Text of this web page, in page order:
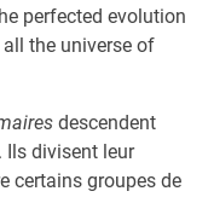
perfected evolution
the universe of
descendent
. Ils divisent leur
certains groupes de